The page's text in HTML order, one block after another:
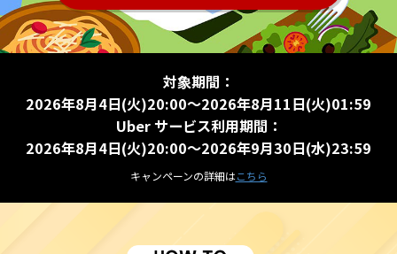
対象期間：
2026年8月4日(火)20:00～2026年8月11日(火)01:59
Uber サービス利用期間：
2026年8月4日(火)20:00～2026年9月30日(水)23:59
キャンペーンの詳細はこちら